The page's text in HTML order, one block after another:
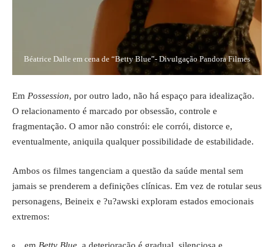
Béatrice Dalle em cena de “Betty Blue”- Divulgação Pandora Filmes
Em Possession, por outro lado, não há espaço para idealização.
O relacionamento é marcado por obsessão, controle e
fragmentação. O amor não constrói: ele corrói, distorce e,
eventualmente, aniquila qualquer possibilidade de estabilidade.
Ambos os filmes tangenciam a questão da saúde mental sem
jamais se prenderem a definições clínicas. Em vez de rotular seus
personagens, Beineix e ?u?awski exploram estados emocionais
extremos: